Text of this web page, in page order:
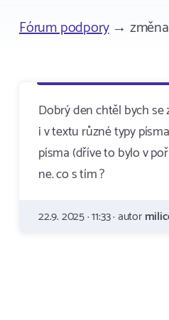
Fórum podpory→
Dobrý den chtěl bych
i v textu různé typy
písma (dříve to bylo v
ne. co s tím ?
22.9. 2025 · 11:33 · autor